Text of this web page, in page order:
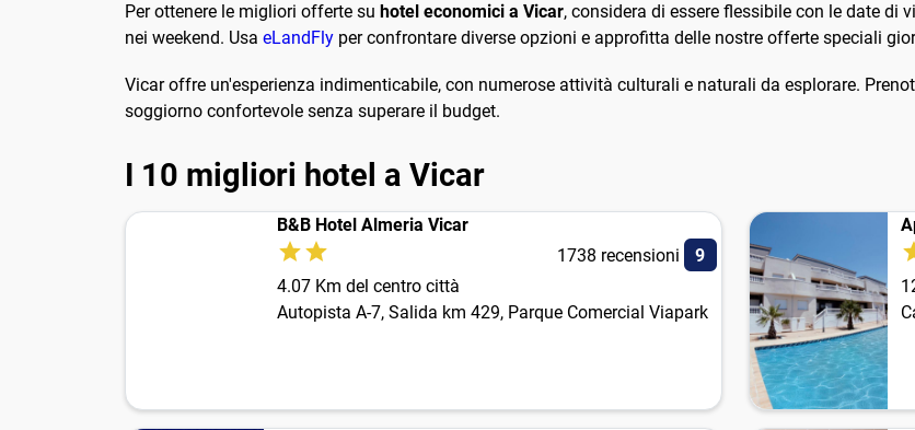
Per ottenere le migliori offerte su hotel economici a Vicar, considera di essere flessibile con le date di
nei weekend. Usa eLandFly per confrontare diverse opzioni e approfitta delle nostre offerte speciali
Vicar offre un'esperienza indimenticabile, con numerose attività culturali e naturali da esplorare.
soggiorno confortevole senza superare il budget.
I 10 migliori hotel a Vicar
B&B Hotel Almeria Vicar
1738 recensioni
9
4.07 Km del centro città
Autopista A-7, Salida km 429, Parque Comercial Viapark